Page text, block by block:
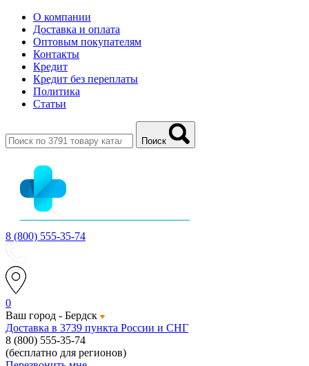
О компании
Доставка и оплата
Оптовым покупателям
Контакты
Кредит
Кредит без переплаты
Политика
Статьи
Поиск
8 (800) 555-35-74
0
Ваш город - Бердск
Доставка в 3739 пункта России и СНГ
8 (800) 555-35-74
(бесплатно для регионов)